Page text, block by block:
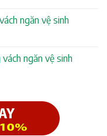
ngăn vệ sinh
ngăn vệ sinh